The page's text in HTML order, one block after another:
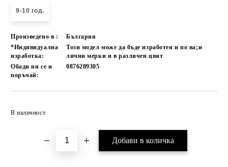
9-10 год.
Произведено в :
България
*Индивидуална
изработка:
Този модел може да бъде изработен и по ва;и
лични мерки и в различен цвят
Обади ни се и
поръчай:
0876289305
В наличност